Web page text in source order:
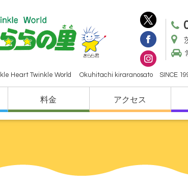
Heart Twinkle World Okuhitachi kiraranosato SINCE
料金 アクセス